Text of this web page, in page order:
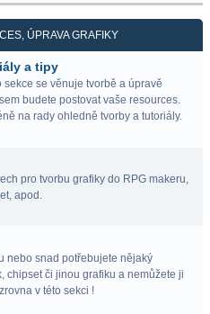
ÚPRAVA GRAFIKY
a tipy
sekce se věnuje tvorbě a úpravě
budete postovat vaše resources.
na rady ohledně tvorby a tutoriály.
pro tvorbu grafiky do RPG makeru,
apod.
nebo snad potřebujete nějaký
chipset či jinou grafiku a nemůžete ji
v této sekci !